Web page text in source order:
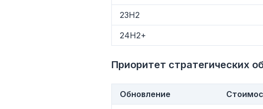
23H2
24H2+
Приоритет стратегических
Обновление
flyoobe